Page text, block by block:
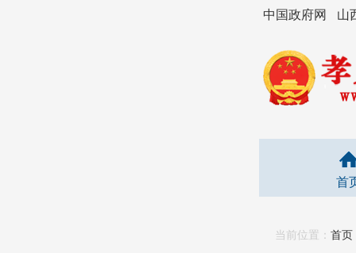
中国政府网 山
首
当前位置： 首页